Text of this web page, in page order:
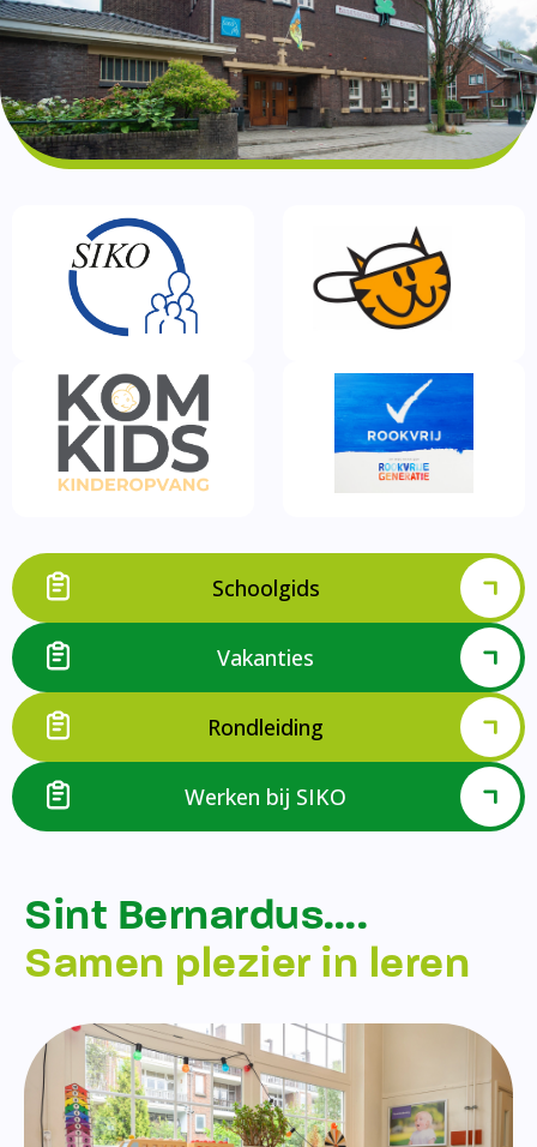
Kinderopvang
BSO
Routebeschrijving
Privacy
Schoolgids
Vakanties
Rondleiding
Werken bij SIKO
Sint Bernardus….
Samen plezier in leren